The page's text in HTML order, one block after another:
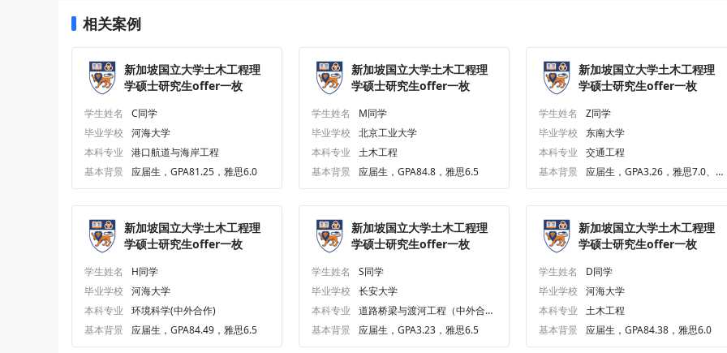
相关案例
新加坡国立大学土木工程理
学硕士研究生offer一枚
学生姓名
C同学
毕业学校
河海大学
本科专业
港口航道与海岸工程
基本背景
应届生，GPA81.25，雅思6.0
新加坡国立大学土木工程理
学硕士研究生offer一枚
学生姓名
M同学
毕业学校
北京工业大学
本科专业
土木工程
基本背景
应届生，GPA84.8，雅思6.5
新加坡国立大学土木工程理
学硕士研究生offer一枚
学生姓名
Z同学
毕业学校
东南大学
本科专业
交通工程
基本背景
应届生，GPA3.26，雅思7.0、
新加坡国立大学土木工程理
学硕士研究生offer一枚
学生姓名
H同学
毕业学校
河海大学
本科专业
环境科学(中外合作)
基本背景
应届生，GPA84.49，雅思6.5
新加坡国立大学土木工程理
学硕士研究生offer一枚
学生姓名
S同学
毕业学校
长安大学
本科专业
道路桥梁与渡河工程（中外合作
基本背景 应届生，GPA3.23，雅思6.5
新加坡国立大学土木工程理
学硕士研究生offer一枚
学生姓名
D同学
毕业学校
河海大学
本科专业
土木工程
基本背景
应届生，GPA84.38，雅思6.0